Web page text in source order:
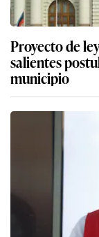
Proyecto de
salientes
municipio